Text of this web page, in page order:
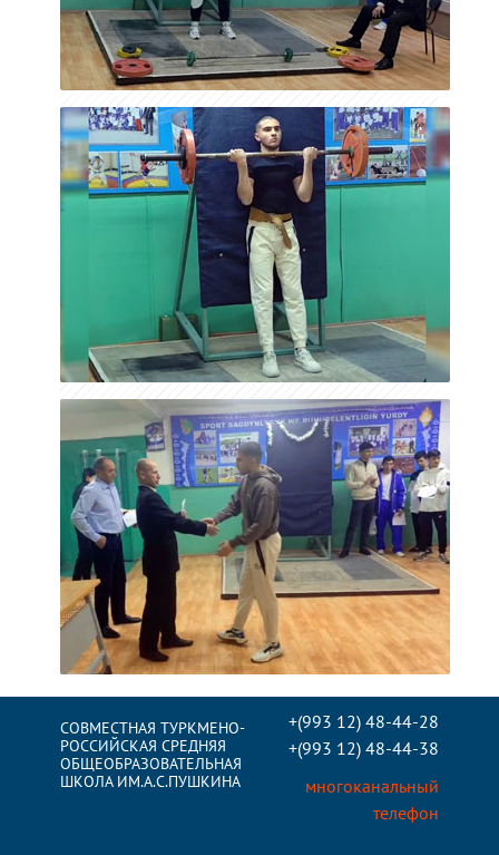
СОВМЕСТНАЯ ТУРКМЕНО-
РОССИЙСКАЯ СРЕДНЯЯ
ОБЩЕОБРАЗОВАТЕЛЬНАЯ
ШКОЛА ИМ.А.С.ПУШКИНА
+(993 12) 48-44-28
+(993 12) 48-44-38
многоканальный
телефон